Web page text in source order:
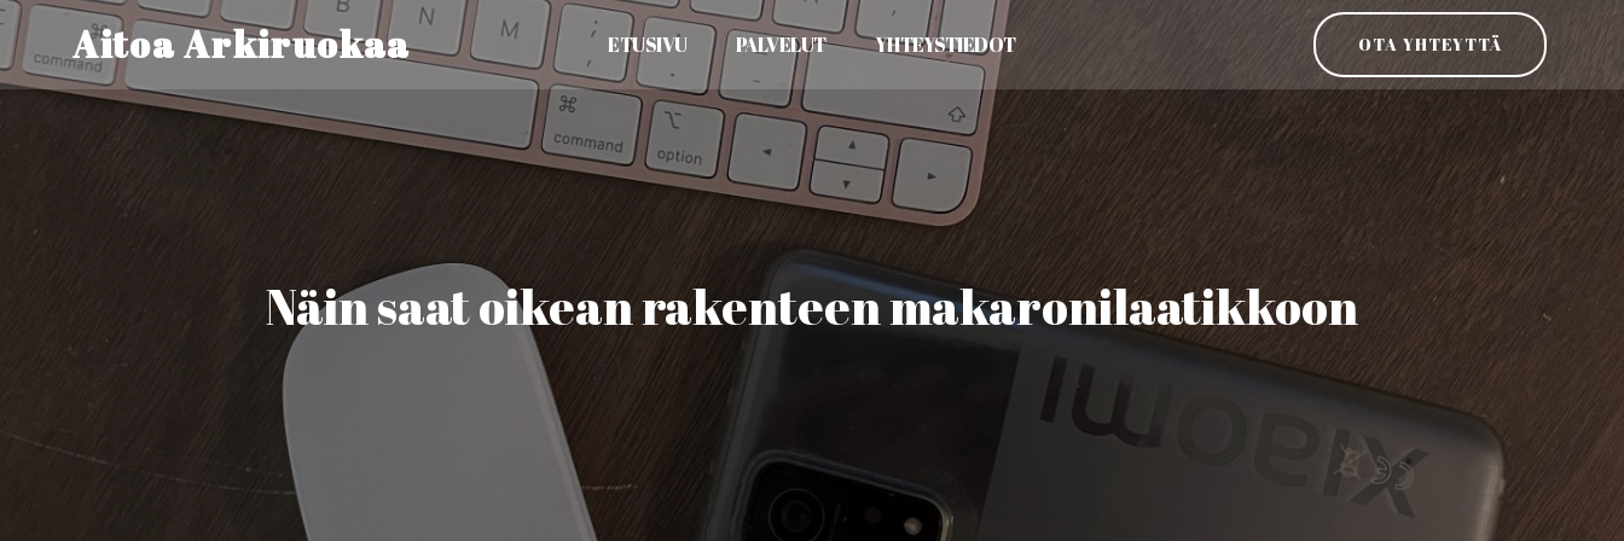
Aitoa Arkiruokaa ETUSIVU PALVELUT YHTEYSTIEDOT OTA YHTEYTTÄ
Näin saat oikean rakenteen makaronilaatikkoon